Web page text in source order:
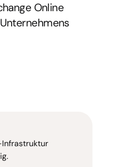
Online
Infrastruktur